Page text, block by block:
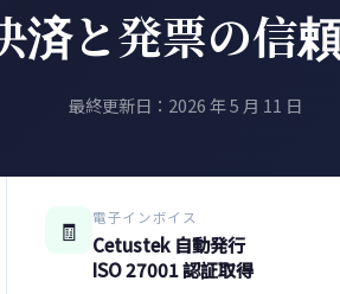
済と発票の信
最終更新日：2026 年 5 月 11 日
🧾 電子インボイス
Cetustek 自動発行
ISO 27001 認証取得